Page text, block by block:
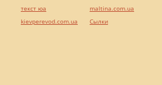
текст юа
kievperevod.com.ua
maltina.com.ua
Cылки